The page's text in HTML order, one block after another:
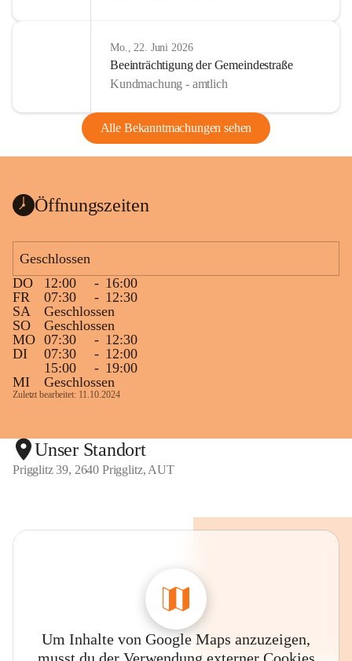
Mo., 22. Juni 2026
Beeinträchtigung der Gemeindestraße
Kundmachung - amtlich
Alle Bekanntmachungen sehen
Öffnungszeiten
Geschlossen
DO
12:00 - 16:00
FR
07:30 - 12:30
SA
Geschlossen
SO
Geschlossen
MO 07:30 - 12:30
DI
07:30 - 12:00
15:00
- 19:00
MI
Geschlossen
Zuletzt bearbeitet: 11.10.2024
Unser Standort
Prigglitz 39, 2640 Prigglitz, AUT
Um Inhalte von Google Maps anzuzeigen,